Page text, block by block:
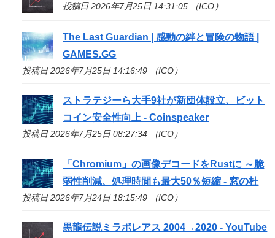
投稿日 2026年7月25日 14:31:05 （ICO）
The Last Guardian | 感動の絆と冒険の物語 |
GAMES.GG
投稿日 2026年7月25日 14:16:49 （ICO）
ストラテジーら大手9社が新団体設立、ビット
コイン安全性向上 - Coinspeaker
投稿日 2026年7月25日 08:27:34 （ICO）
「Chromium」の画像デコードをRustに ～脆
弱性削減、処理時間も最大50％短縮 - 窓の杜
投稿日 2026年7月24日 18:15:49 （ICO）
黒龍伝説ミラボレアス 2004→2020 - YouTube